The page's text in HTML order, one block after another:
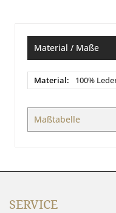
Material / Maße
Material
/
100%
Maßtabelle
SERVICE